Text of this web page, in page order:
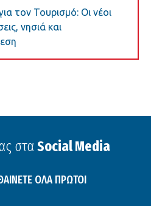
τον Τουρισμό: Οι νέοι
νησιά και
στα Social Media
ΟΛΑ ΠΡΩΤΟΙ